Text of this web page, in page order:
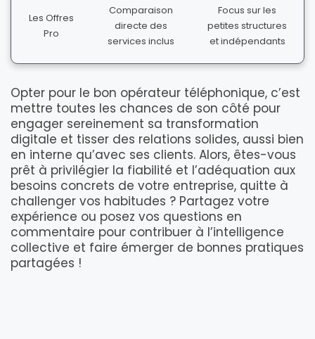
Les Offres
Pro
Comparaison
directe des
services inclus
Focus sur les
petites structures
et indépendants
Opter pour le bon opérateur téléphonique, c’est
mettre toutes les chances de son côté pour
engager sereinement sa transformation
digitale et tisser des relations solides, aussi bien
en interne qu’avec ses clients. Alors, êtes-vous
prêt à privilégier la fiabilité et l’adéquation aux
besoins concrets de votre entreprise, quitte à
challenger vos habitudes ? Partagez votre
expérience ou posez vos questions en
commentaire pour contribuer à l’intelligence
collective et faire émerger de bonnes pratiques
partagées !